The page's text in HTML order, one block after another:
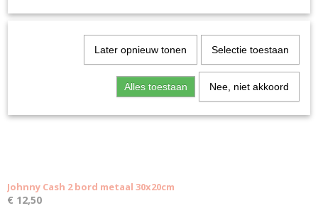
Johnny Cash 2 bord metaal 30x20cm
€ 12,50
Later opnieuw tonen Selectie toestaan
Alles toestaan Nee, niet akkoord